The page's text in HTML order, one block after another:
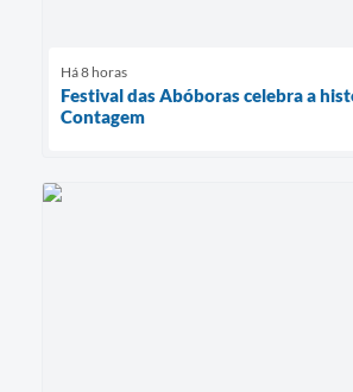
Há 8 horas
Festival das Abóboras celebra a
Contagem